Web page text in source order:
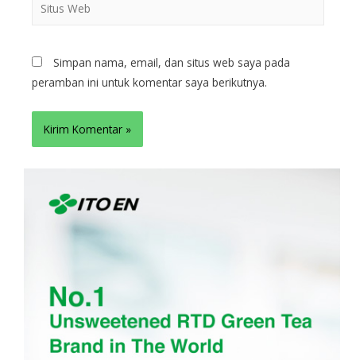
Simpan nama, email, dan situs web saya pada
peramban ini untuk komentar saya berikutnya.